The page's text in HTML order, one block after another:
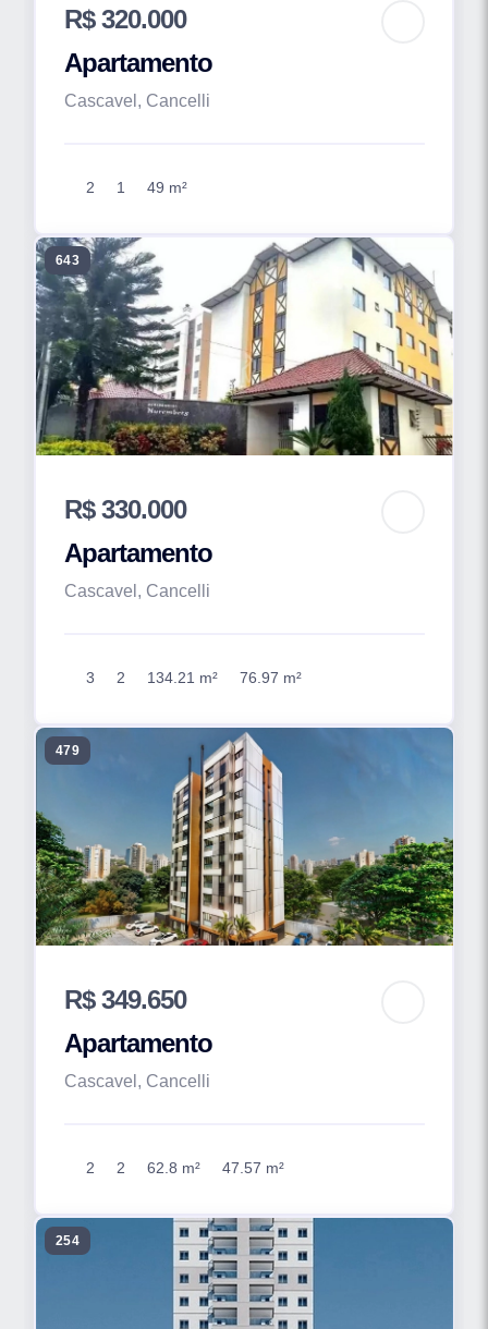
R$ 320.000
Apartamento
Cascavel, Cancelli
2 1 49 m²
643
R$ 330.000
Apartamento
Cascavel, Cancelli
3 2 134.21 m² 76.97 m²
479
R$ 349.650
Apartamento
Cascavel, Cancelli
2 2 62.8 m² 47.57 m²
254